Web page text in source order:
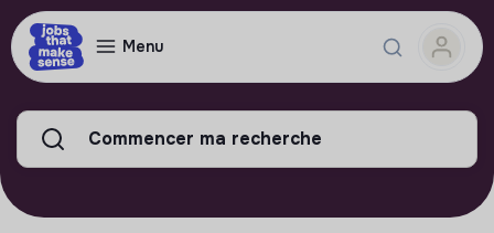
Menu
Commencer ma recherche